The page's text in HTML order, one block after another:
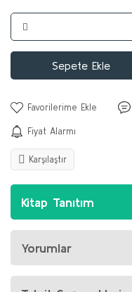
Sepete Ekle
Fiyat Alarmı
Karşılaştır
Kitap Tanıtım
Yorumlar